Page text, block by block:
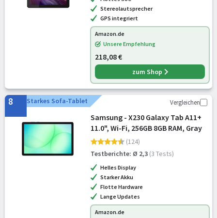
Stereolautsprecher
GPS integriert
Amazon.de
Unsere Empfehlung
218,08 €
zum Shop
8 Starkes Sofa-Tablet Vergleichen
Samsung - X230 Galaxy Tab A11+
11.0", Wi-Fi, 256GB 8GB RAM, Gray
(124)
Testberichte: Ø 2,3 (3 Tests)
Helles Display
Starker Akku
Flotte Hardware
Lange Updates
Amazon.de